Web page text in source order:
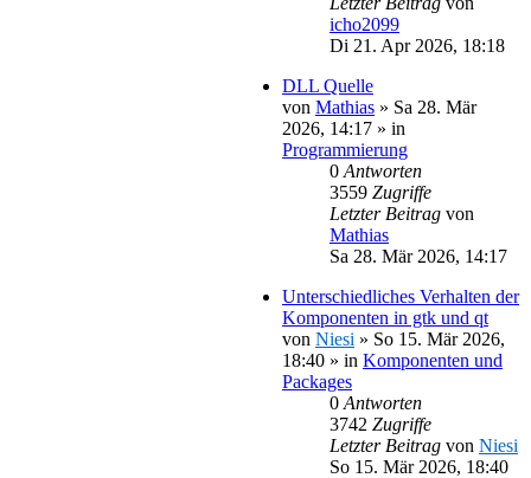
icho2099
Di 21. Apr 2026, 18:18
DLL Quelle
von Mathias » Sa 28. Mär
2026, 14:17 » in
Programmierung
0 Antworten
3559 Zugriffe
Letzter Beitrag von
Mathias
Sa 28. Mär 2026, 14:17
Unterschiedliches Verhalten der
Komponenten in gtk und qt
von Niesi » So 15. Mär 2026,
18:40 » in Komponenten und
Packages
0 Antworten
3742 Zugriffe
Letzter Beitrag von Niesi
So 15. Mär 2026, 18:40